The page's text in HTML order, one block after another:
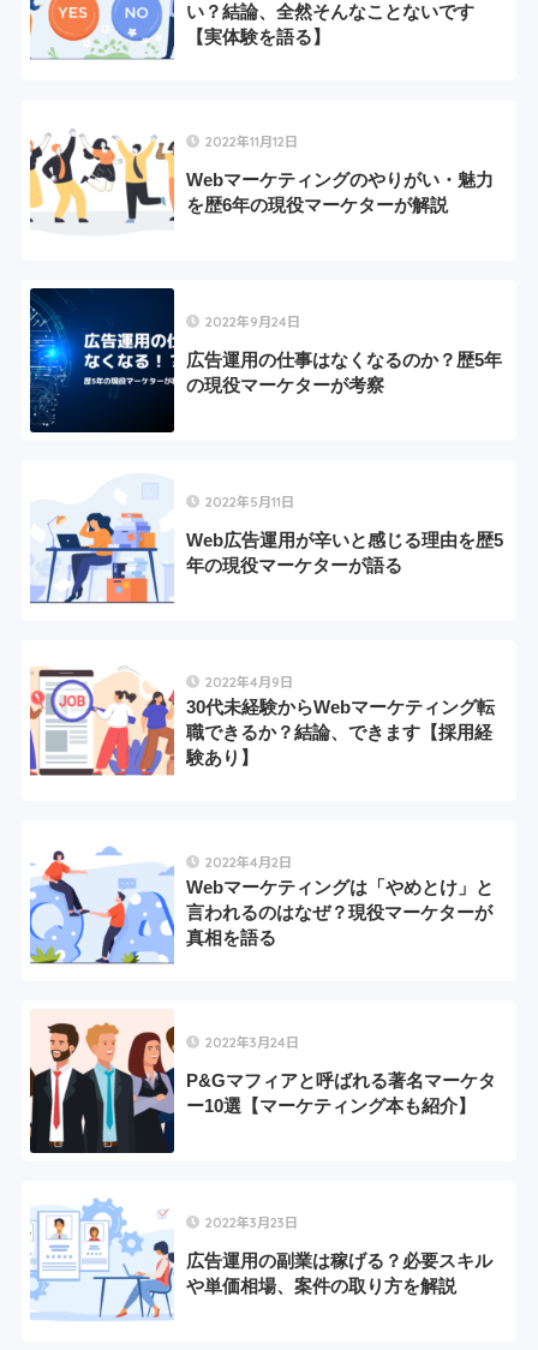
い？結論、全然そんなことないです
【実体験を語る】
2022年11月12日
Webマーケティングのやりがい・魅力
を歴6年の現役マーケターが解説
2022年9月24日
広告運用の仕事はなくなるのか？歴5年
の現役マーケターが考察
2022年5月11日
Web広告運用が辛いと感じる理由を歴5
年の現役マーケターが語る
2022年4月9日
30代未経験からWebマーケティング転
職できるか？結論、できます【採用経
験あり】
2022年4月2日
Webマーケティングは「やめとけ」と
言われるのはなぜ？現役マーケターが
真相を語る
2022年3月24日
P&Gマフィアと呼ばれる著名マーケタ
ー10選【マーケティング本も紹介】
2022年3月23日
広告運用の副業は稼げる？必要スキル
や単価相場、案件の取り方を解説